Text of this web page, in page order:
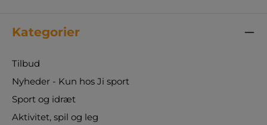
Kategorier
Tilbud
Nyheder - Kun hos Ji sport
Sport og idræt
Aktivitet, spil og leg